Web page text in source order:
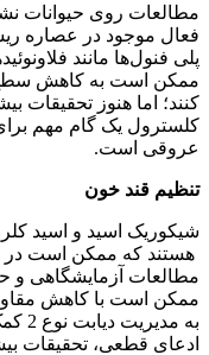
مطالعات روی حیوانات
فعال موجود در عصاره
پلی فنول‌ها مانند
ممکن است به کاهش
کنند؛ اما هنوز
کلسترول یک گام مهم
عروقی است.
تنظیم قند خون
شیکوریک اسید و اسید
هستند که ممکن است در
مطالعات آزمایشگاهی و
ممکن است با کاهش
به
ادعای قطعی، تحقیقات